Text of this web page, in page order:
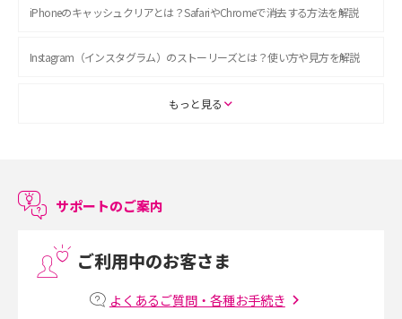
iPhoneのキャッシュクリアとは？SafariやChromeで消去する方法を解説
Instagram（インスタグラム）のストーリーズとは？使い方や見方を解説
ASMRとは？初心者向けの代表ジャンルや楽しみ方を解説
LINEで友だちを削除する方法は？方法ごとの影響や復活・復元する方法も
プリペイドSIMとは？種類やメリット・デメリット、利用までの流れを解説
もっと見る
サポートのご案内
ご利用中のお客さま
よくあるご質問・各種お手続き